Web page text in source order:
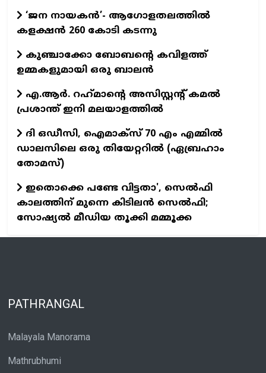
‘ജന നായകൻ’- ആഗോളതലത്തിൽ
കളക്ഷൻ 260 കോടി കടന്നു
കുഞ്ചാക്കോ ബോബന്റെ കവിളത്ത്
ഉമ്മകളുമായി ഒരു ബാലന്‍
എ.ആര്‍. റഹ്‌മാന്റെ അസിസ്റ്റന്റ് കമല്‍
പ്രശാന്ത് ഇനി മലയാളത്തില്‍
ദി ഒഡീസി, ഐമാക്സ് 70 എം എമ്മിൽ
ഡാലസിലെ ഒരു തിയേറ്ററിൽ (ഏബ്രഹാം
തോമസ്)
ഇതൊക്കെ പണ്ടേ വിട്ടതാ', സെല്‍ഫി
കാലത്തിന് മുന്നെ കിടിലന്‍ സെല്‍ഫി;
സോഷ്യല്‍ മീഡിയ തൂക്കി മമ്മൂക്ക
PATHRANGAL
Malayala Manorama
Mathrubhumi